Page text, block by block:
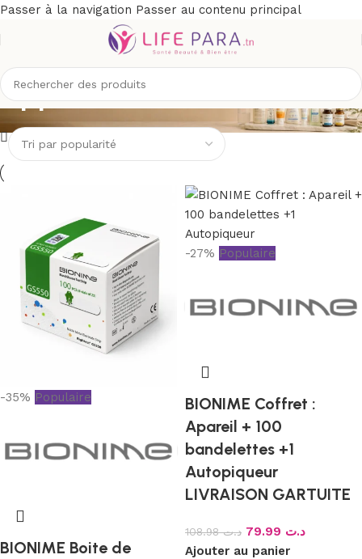
Passer à la navigation Passer au contenu principal
Appareils de mesure
-35% Populaire
BIONIME Boite de
-27% Populaire
BIONIME Coffret :
Apareil + 100
bandelettes +1
Autopiqueur
LIVRAISON GARTUITE
د.ت108.98 د.ت
Ajouter au panier